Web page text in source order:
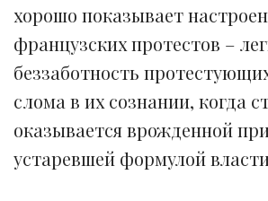
хорошо показывает
французских протестов –
беззаботность
слома в их сознании, когда
оказывается врожденной
устаревшей формулой